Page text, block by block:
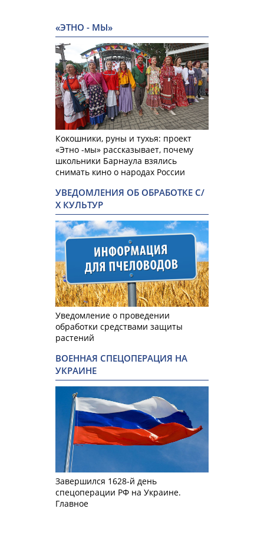
«ЭТНО - МЫ»
Кокошники, руны и тухья: проект
«Этно -мы» рассказывает, почему
школьники Барнаула взялись
снимать кино о народах России
УВЕДОМЛЕНИЯ ОБ ОБРАБОТКЕ С/
Х КУЛЬТУР
Уведомление о проведении
обработки средствами защиты
растений
ВОЕННАЯ СПЕЦОПЕРАЦИЯ НА
УКРАИНЕ
Завершился 1628-й день
спецоперации РФ на Украине.
Главное